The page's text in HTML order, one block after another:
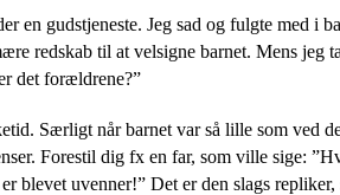
en gudstjeneste. Jeg sad og fulgte med
redskab til at velsigne barnet. Mens
det forældrene?”
Særligt når barnet var så lille som ved
Forestil dig fx en far, som ville sige:
blevet uvenner!” Det er den slags